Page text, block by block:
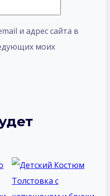
и адрес сайта в
моих